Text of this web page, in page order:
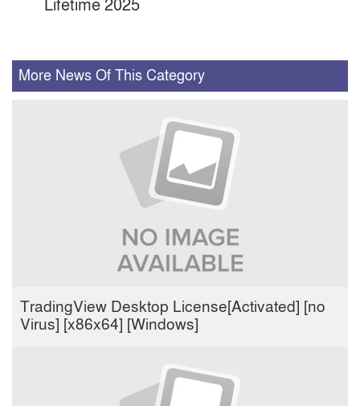
Lifetime 2025
More News Of This Category
TradingView Desktop License[Activated] [no
Virus] [x86x64] [Windows]